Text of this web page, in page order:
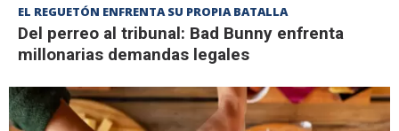
EL REGUETÓN ENFRENTA SU PROPIA BATALLA
Del perreo al tribunal: Bad Bunny enfrenta
millonarias demandas legales